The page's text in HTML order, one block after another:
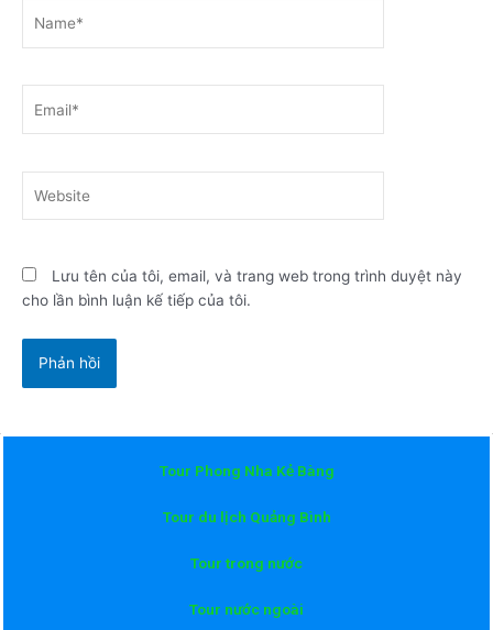
Lưu tên của tôi, email, và trang web trong trình duyệt này
cho lần bình luận kế tiếp của tôi.
Tour Phong Nha Kẻ Bàng
Tour du lịch Quảng Bình
Tour trong nước
Tour nước ngoài